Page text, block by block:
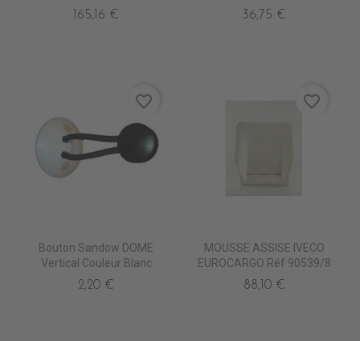
165,16 €
36,75 €
Bouton Sandow DOME
Vertical Couleur Blanc
2,20 €
favorite_border
MOUSSE ASSISE IVECO
EUROCARGO Réf 90539/8
88,10 €
favorite_border